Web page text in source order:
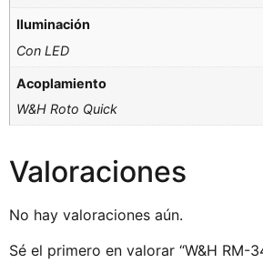
Iluminación
Con LED
Acoplamiento
W&H Roto Quick
Valoraciones
No hay valoraciones aún.
Sé el primero en valorar “W&H RM-